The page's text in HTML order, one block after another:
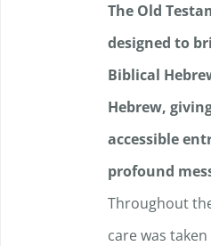
The Old
designed to
Biblical
Hebrew,
accessible
profound
Throughout
care was